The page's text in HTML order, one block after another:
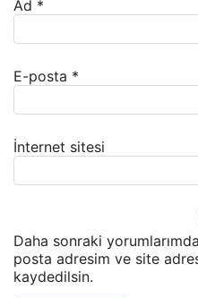
Ad *
E-posta *
İnternet sitesi
Daha sonraki
posta adresim ve site
kaydedilsin.